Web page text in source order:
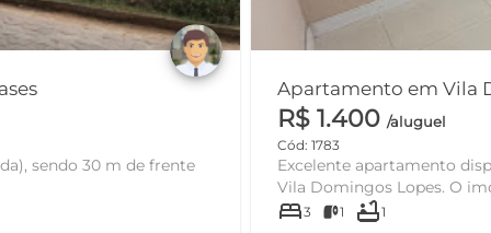
- Cataguases
sendo 30 m de frente
R$ 1.400/aluguel
Cód: 1783
Excelente apartamento
Vila Domingos Lopes. O
bed3 1 bathtub1